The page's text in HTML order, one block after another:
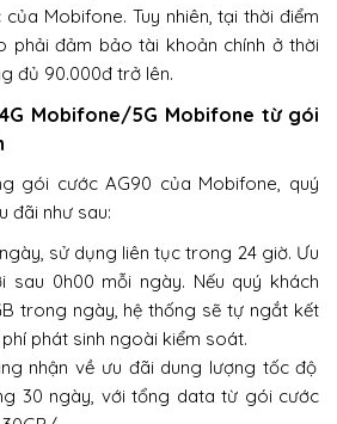
Mobifone. Tuy nhiên, tại thời điểm
phải đảm bảo tài khoản chính ở thời
đủ 90.000đ trở lên.
Mobifone/5G Mobifone từ gói
gói cước AG90 của Mobifone, quý
đãi như sau:
sử dụng liên tục trong 24 giờ. Ưu
sau 0h00 mỗi ngày. Nếu quý khách
trong ngày, hệ thống sẽ tự ngắt kết
phát sinh ngoài kiểm soát.
nhận về ưu đãi dung lượng tốc độ
30 ngày, với tổng data từ gói cước